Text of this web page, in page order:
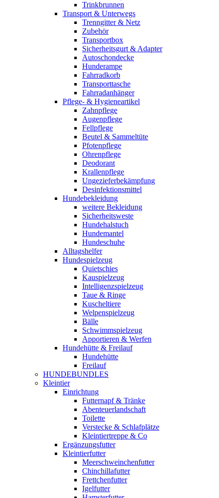
Trinkbrunnen
Transport & Unterwegs
Trenngitter & Netz
Zubehör
Transportbox
Sicherheitsgurt & Adapter
Autoschondecke
Hunderampe
Fahrradkorb
Transporttasche
Fahrradanhänger
Pflege- & Hygieneartikel
Zahnpflege
Augenpflege
Fellpflege
Beutel & Sammeltüte
Pfotenpflege
Ohrenpflege
Deodorant
Krallenpflege
Ungezieferbekämpfung
Desinfektionsmittel
Hundebekleidung
weitere Bekleidung
Sicherheitsweste
Hundehalstuch
Hundemantel
Hundeschuhe
Alltagshelfer
Hundespielzeug
Quietschies
Kauspielzeug
Intelligenzspielzeug
Taue & Ringe
Kuscheltiere
Welpenspielzeug
Bälle
Schwimmspielzeug
Apportieren & Werfen
Hundehütte & Freilauf
Hundehütte
Freilauf
HUNDEBUNDLES
Kleintier
Einrichtung
Futternapf & Tränke
Abenteuerlandschaft
Toilette
Verstecke & Schlafplätze
Kleintiertreppe & Co
Ergänzungsfutter
Kleintierfutter
Meerschweinchenfutter
Chinchillafutter
Frettchenfutter
Igelfutter